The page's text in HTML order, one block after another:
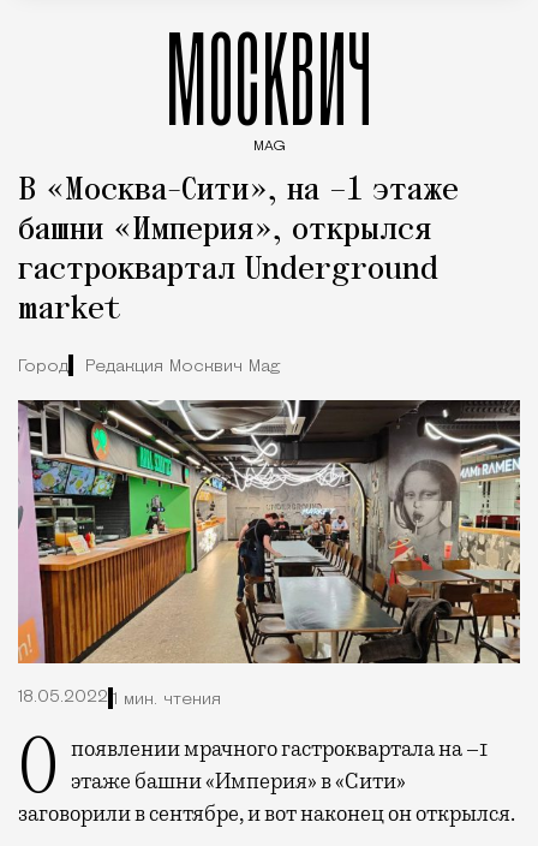
МОСКВИЧ
MAG
В «Москва-Сити», на –1 этаже
башни «Империя», открылся
гастроквартал Underground
market
Город Редакция Москвич Mag
18.05.2022 1 мин. чтения
О появлении мрачного гастроквартала на –1 этаже башни «Империя» в «Сити»
заговорили в сентябре, и вот наконец он открылся.